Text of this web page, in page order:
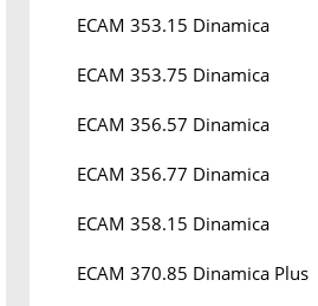
ECAM 353.15 Dinamica
ECAM 353.75 Dinamica
ECAM 356.57 Dinamica
ECAM 356.77 Dinamica
ECAM 358.15 Dinamica
ECAM 370.85 Dinamica Plus